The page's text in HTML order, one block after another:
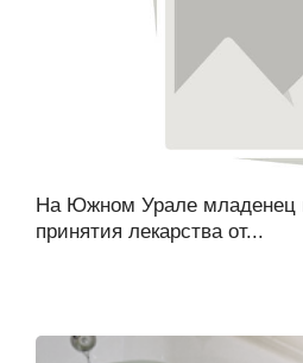
На Южном Урале младенец
принятия лекарства от...